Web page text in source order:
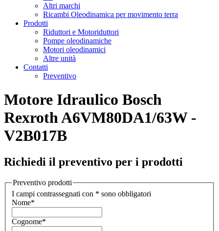
Altri marchi
Ricambi Oleodinamica per movimento terra
Prodotti
Riduttori e Motoriduttori
Pompe oleodinamiche
Motori oleodinamici
Altre unità
Contatti
Preventivo
Motore Idraulico Bosch
Rexroth A6VM80DA1/63W -
V2B017B
Richiedi il preventivo per i prodotti
Preventivo prodotti
I campi contrassegnati con * sono obbligatori
Nome*
Cognome*